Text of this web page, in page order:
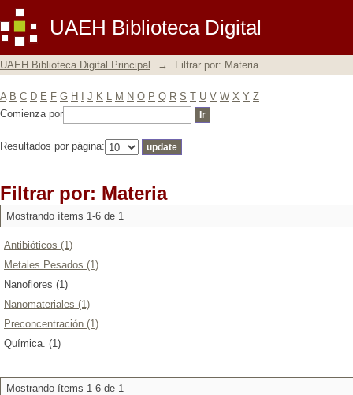
UAEH Biblioteca Digital
Filtrar por: Materia
UAEH Biblioteca Digital Principal → Filtrar por: Materia
A B C D E F G H J K L M N O P Q R S T U V W X Y Z
Comienza por
Resultados por página:
Filtrar por: Materia
Mostrando ítems 1-6 de 1
Antibióticos (1)
Metales Pesados (1)
Nanoflores (1)
Nanomateriales (1)
Preconcentración (1)
Química. (1)
Mostrando ítems 1-6 de 1